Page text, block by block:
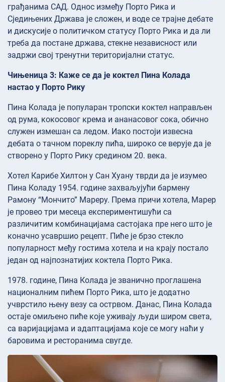
грађанима САД. Однос између Порто Рика и
Сједињених Држава је сложен, и воде се трајне дебате
и дискусије о политичком статусу Порто Рика и да ли
треба да постане држава, стекне независност или
задржи свој тренутни територијални статус.
Чињеница 3: Каже се да је коктел Пина Колада
настао у Порто Рику
Пина Колада је популаран тропски коктел направљен
од рума, кокосовог крема и ананасовог сока, обично
служен измешан са ледом. Иако постоји извесна
дебата о тачном пореклу пића, широко се верује да је
створено у Порто Рику средином 20. века.
Хотел Карибе Хилтон у Сан Хуану тврди да је изумео
Пина Коладу 1954. године захваљујући бармену
Рамону “Мончито” Мареру. Према причи хотела, Марер
је провео три месеца експериментишући са
различитим комбинацијама састојака пре него што је
коначно усавршио рецепт. Пиће је брзо стекло
популарност међу гостима хотела и на крају постало
један од најпознатијих коктела Порто Рика.
1978. године, Пина Колада је званично проглашена
националним пићем Порто Рика, што је додатно
учврстило њену везу са острвом. Данас, Пина Колада
остаје омиљено пиће које уживају људи широм света,
са варијацијама и адаптацијама које се могу наћи у
баровима и ресторанима свугде.